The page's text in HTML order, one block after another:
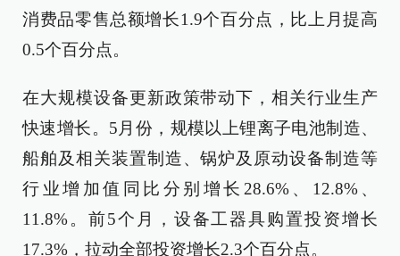
消费品零售总额增长1.9个百分点，比上月提高
0.5个百分点。
在大规模设备更新政策带动下，相关行业生产
快速增长。5月份，规模以上锂离子电池制造、
船舶及相关装置制造、锅炉及原动设备制造等
行业增加值同比分别增长28.6%、12.8%、
11.8%。前5个月，设备工器具购置投资增长
17.3%，拉动全部投资增长2.3个百分点。